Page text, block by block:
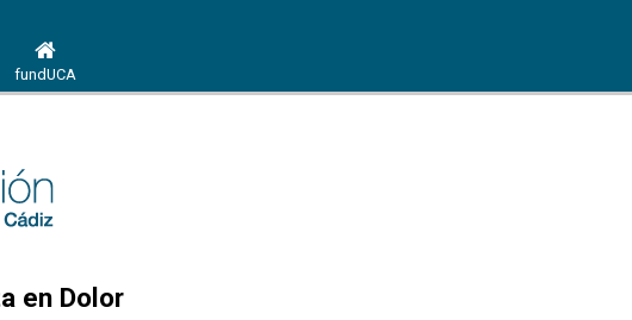
fundUCA
en Dolor